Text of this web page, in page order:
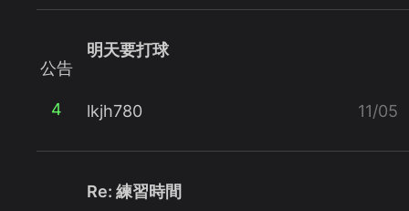
公告
4
明天要打球
lkjh780 11/05
Re: 練習時間